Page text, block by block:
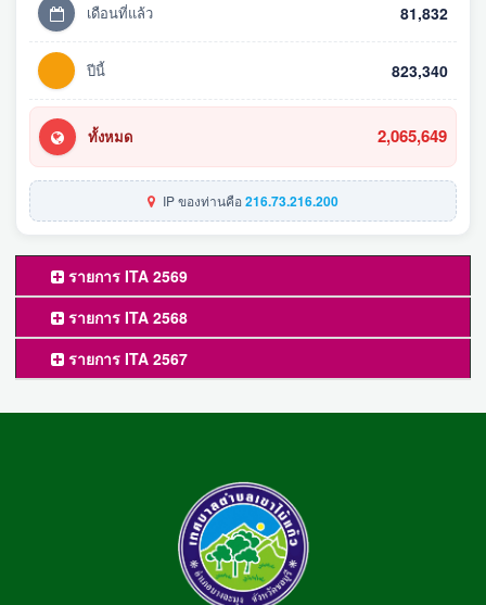
เดือนที่แล้ว 81,832
ปีนี้ 823,340
ทั้งหมด 2,065,649
IP ของท่านคือ216.73.216.200
รายการ ITA 2569
รายการ ITA 2568
รายการ ITA 2567